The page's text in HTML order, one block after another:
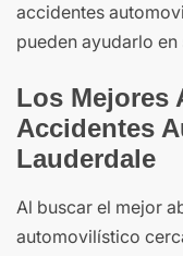
accidentes
pueden ayudarlo
Los Mejores
Accidentes
Lauderdale
Al buscar el mejor
automovilístico